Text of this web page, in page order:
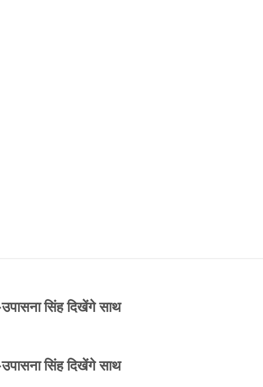
उपासना सिंह दिखेंगे साथ
उपासना सिंह दिखेंगे साथ